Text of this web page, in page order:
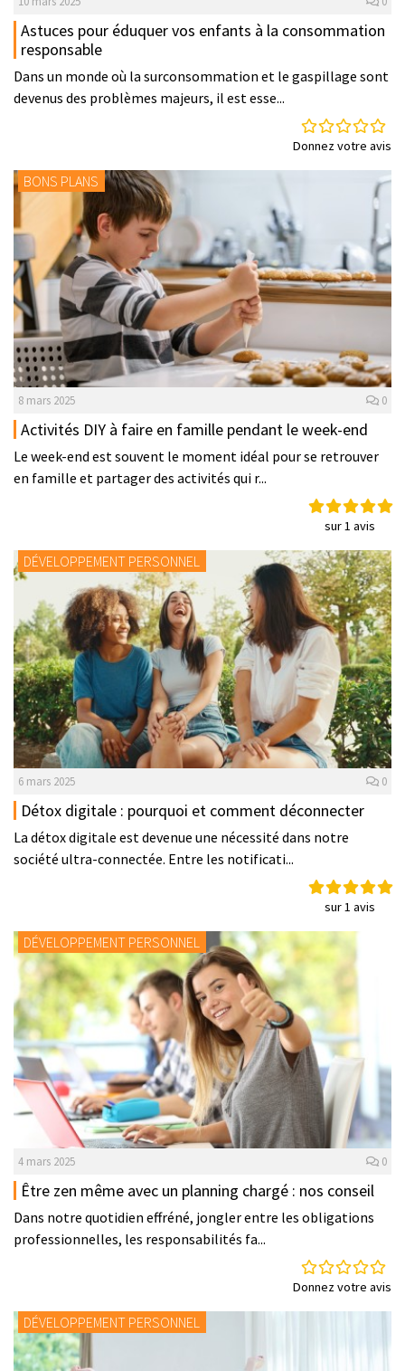
Astuces pour éduquer vos enfants à la consommation
responsable
Dans un monde où la surconsommation et le gaspillage sont
devenus des problèmes majeurs, il est esse...
Donnez votre avis
BONS PLANS
8 mars 2025 0
Activités DIY à faire en famille pendant le week-end
Le week-end est souvent le moment idéal pour se retrouver
en famille et partager des activités qui r...
sur 1 avis
DÉVELOPPEMENT PERSONNEL
6 mars 2025 0
Détox digitale : pourquoi et comment déconnecter
La détox digitale est devenue une nécessité dans notre
société ultra-connectée. Entre les notificati...
sur 1 avis
DÉVELOPPEMENT PERSONNEL
4 mars 2025 0
Être zen même avec un planning chargé : nos conseil
Dans notre quotidien effréné, jongler entre les obligations
professionnelles, les responsabilités fa...
Donnez votre avis
DÉVELOPPEMENT PERSONNEL